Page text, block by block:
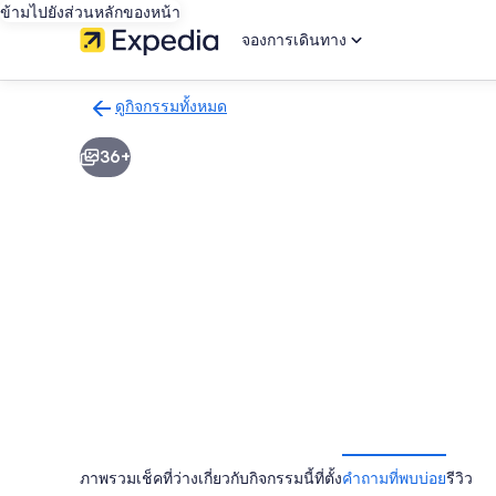
ข้ามไปยังส่วนหลักของหน้า
จองการเดินทาง
ดูกิจกรรมทั้งหมด
ไป
ยัง
36+
ภาพรวมเช็คที่ว่างเกี่ยวกับกิจกรรมนี้ที่ตั้งคำถามที่พบบ่อยรีวิว